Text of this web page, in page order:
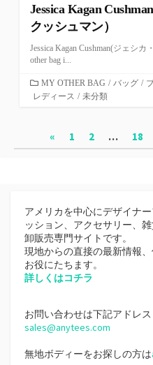
Jessica Kagan
クッシュマン）
Jessica Kagan Cushman(ジェシ
other bag i...
カ
テ
MY OTHER BAG / バッグ /
レディース / 未分類
ゲ
ー
シ
ン
« 1 2 … 18
アメリカを中心にデザイナ
ッション、アクセサリー、
卸販売専門サイトです。
現地からの直接の最新情報
お役にたちます。
詳しくはコチラ
お問い合わせは下記アドレス
sales@anytees.com
無地ボディーをお探しの方は